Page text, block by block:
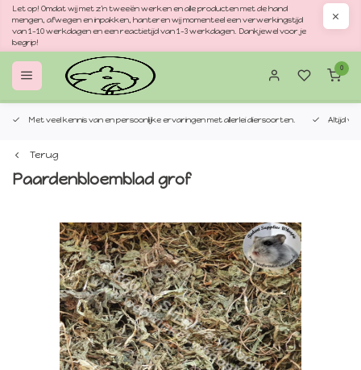
Let op! Omdat wij met z'n tweeën werken en alle producten met de hand
mengen, afwegen en inpakken, hanteren wij momenteel een verwerkingstijd
van 1–10 werkdagen en een reactietijd van 1–3 werkdagen. Dankjewel voor je
begrip!
0
Met veel kennis van en persoonlijke ervaringen met allerlei diersoorten. Altijd
Terug
Paardenbloemblad grof